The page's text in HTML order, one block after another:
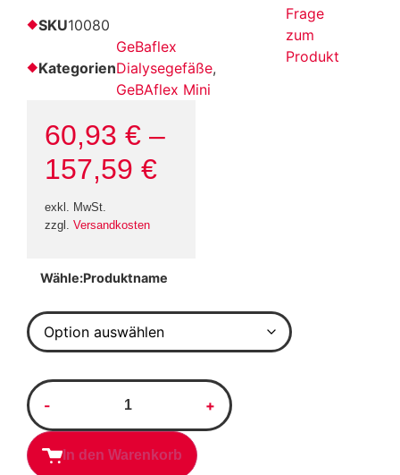
SKU10080
Kategorien
GeBaflex
Dialysegefäße,
GeBAflex Mini
60,93 € –
157,59 €
exkl. MwSt.
zzgl. Versandkosten
Produktname
In den Warenkorb